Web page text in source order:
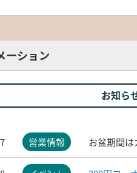
ーション
お知ら
営業情報 お盆期間は